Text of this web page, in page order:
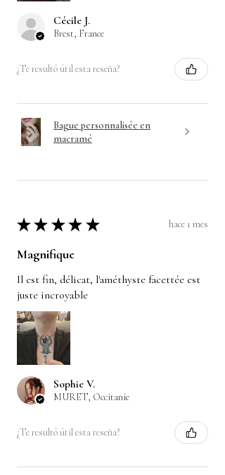
Cécile J.
Brest, France
¿Te resultó útil esta reseña?
Bague personnalisée en
macramé
★ ★ ★ ★ ★ hace 1 mes
Magnifique
Il est fin, délicat, l'améthyste facettée est
juste incroyable
Sophie V.
MURET, Occitanie
¿Te resultó útil esta reseña?